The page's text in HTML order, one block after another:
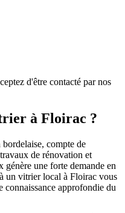
d'être contacté par nos
à Floirac ?
compte de
de rénovation et
une forte demande en
un vitrierlocal à Floirac vous
connaissance approfondie du